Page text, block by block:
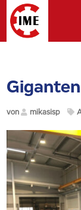
von mikasisp